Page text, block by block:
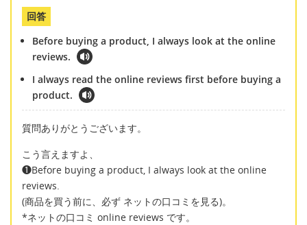
回答
Before buying a product, I always look at the online
reviews.
I always read the online reviews first before buying a
product.
質問ありがとうございます。
こう言えますよ、
❶Before buying a product, I always look at the online
reviews.
(商品を買う前に、必ず ネットの口コミを見る)。
*ネットの口コミ online reviews です。